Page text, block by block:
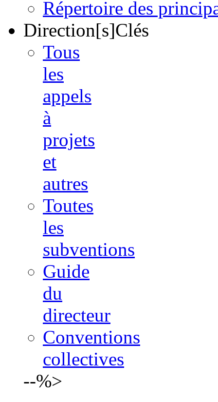
Répertoire des
Direction[s]Clés
Tous
les
appels
à
projets
et
autres
Toutes
les
subventions
Guide
du
directeur
Conventions
collectives
--%>